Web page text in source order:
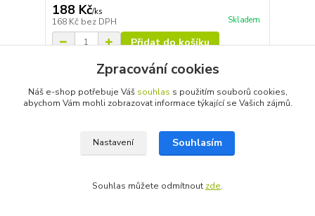
188 Kč/ks
168 Kč bez DPH Skladem
Přidat do košíku
Zpracování cookies
Náš e-shop potřebuje Váš souhlas s použitím souborů cookies,
abychom Vám mohli zobrazovat informace týkající se Vašich zájmů.
Nastavení Souhlasím
Souhlas můžete odmítnout zde.